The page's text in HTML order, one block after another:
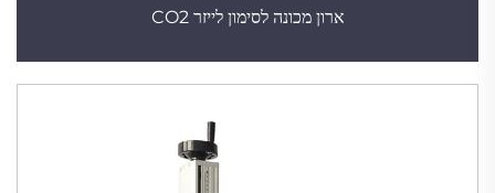
ארון מכונה לסימון לייזר CO2